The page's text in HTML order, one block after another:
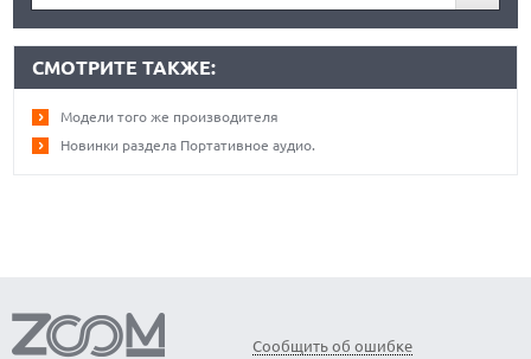
СМОТРИТЕ ТАКЖЕ:
Модели того же производителя
Новинки раздела Портативное аудио.
Сообщить об ошибке